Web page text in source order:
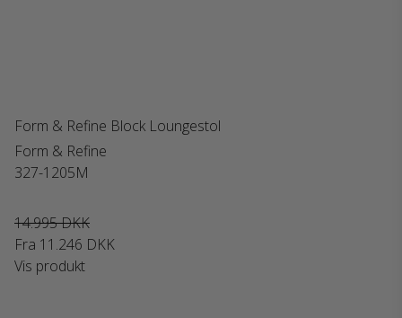
Form & Refine Block Loungestol
Form & Refine
327-1205M
14.995 DKK
Fra 11.246 DKK
Vis produkt